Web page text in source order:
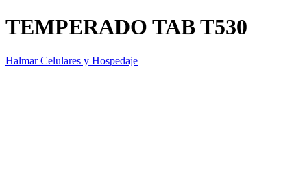
TEMPERADO TAB T530
Halmar Celulares y Hospedaje